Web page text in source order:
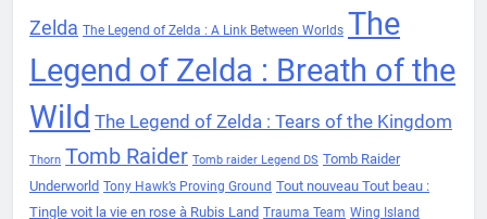
Zelda The Legend of Zelda : A Link Between Worlds The
Legend of Zelda : Breath of the
Wild The Legend of Zelda : Tears of the Kingdom
Thorn Tomb Raider Tomb raider Legend DS Tomb Raider
Underworld Tony Hawk’s Proving Ground Tout nouveau Tout beau :
Tingle voit la vie en rose à Rubis Land Trauma Team Wing Island